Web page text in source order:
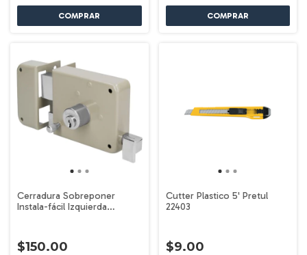
Cerradura Sobreponer
Instala-fácil Izquierda
$150.00
Cutter Plastico 5' Pretul
22403
$9.00